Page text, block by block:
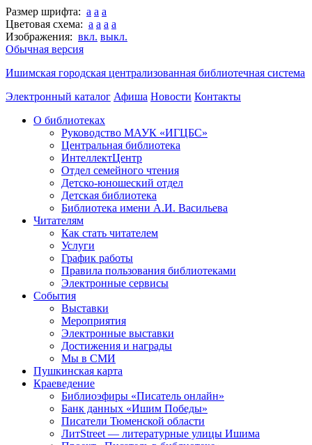
Размер шрифта: a a a
Цветовая схема: a a a a
Изображения: вкл. выкл.
Обычная версия
Ишимская городская централизованная библиотечная система
Электронный каталог Афиша Новости Контакты
О библиотеках
Руководство МАУК «ИГЦБС»
Центральная библиотека
ИнтеллектЦентр
Отдел семейного чтения
Детско-юношеский отдел
Детская библиотека
Библиотека имени А.И. Васильева
Читателям
Как стать читателем
Услуги
График работы
Правила пользования библиотеками
Электронные сервисы
События
Выставки
Мероприятия
Электронные выставки
Достижения и награды
Мы в СМИ
Пушкинская карта
Краеведение
Библиоэфиры «Писатель онлайн»
Банк данных «Ишим Победы»
Писатели Тюменской области
ЛитStreet — литературные улицы Ишима